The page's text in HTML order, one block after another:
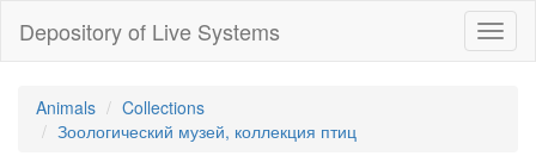
Depository of Live Systems
Animals
Collections
Зоологический музей, коллекция птиц